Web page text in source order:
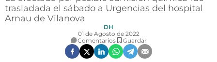
AGROALIMENTACIÓN
trasladada el sábado a Urgencias del hospital
Arnau de Vilanova
DH
01 de Agosto de 2022
Comentarios
Guardar